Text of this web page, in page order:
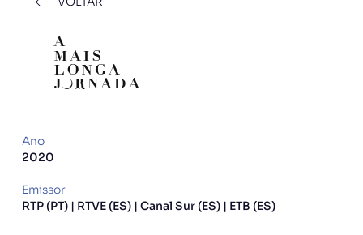
Ano
2020
Emissor
RTP (PT) | RTVE (ES) | Canal Sur (ES) | ETB (ES)